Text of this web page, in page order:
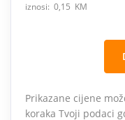
iznosi: 0,15 KM
Prikazane cijene
koraka Tvoji podaci